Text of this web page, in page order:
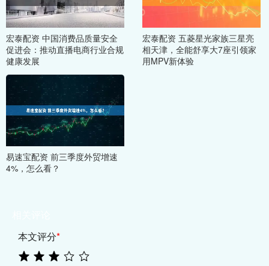
宏泰配资 中国消费品质量安全
促进会：推动直播电商行业合规
健康发展
宏泰配资 五菱星光家族三星亮
相天津，全能舒享大7座引领家
用MPV新体验
易速宝配资 前三季度外贸增速
4%，怎么看？
本文评分*